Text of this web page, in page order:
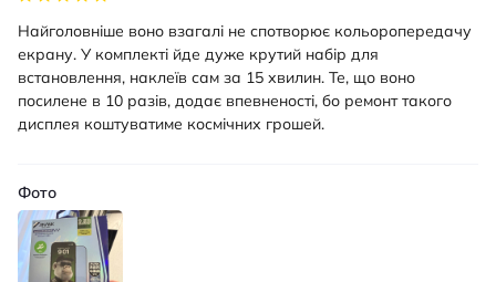
Найголовніше воно взагалі не спотворює кольоропередачу
екрану. У комплекті йде дуже крутий набір для
встановлення, наклеїв сам за 15 хвилин. Те, що воно
посилене в 10 разів, додає впевненості, бо ремонт такого
дисплея коштуватиме космічних грошей.
Фото